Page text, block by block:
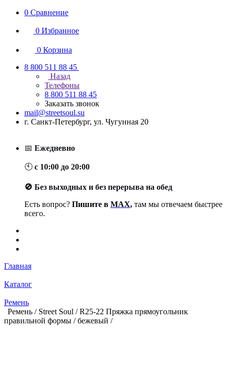
0 Сравнение
0 Избранное
0 Корзина
8 800 511 88 45
Назад
Телефоны
8 800 511 88 45
Заказать звонок
mail@streetsoul.su
г. Санкт-Петербург, ул. Чугунная 20
📅 Ежедневно
🕙 с 10:00 до 20:00
🚫 Без выходных и без перерыва на обед
Есть вопрос? Пишите в MAX, там мы отвечаем быстрее
всего.
Главная
Каталог
Ремень
Ремень / Street Soul / R25-22 Пряжка прямоугольник
правильной формы / бежевый /